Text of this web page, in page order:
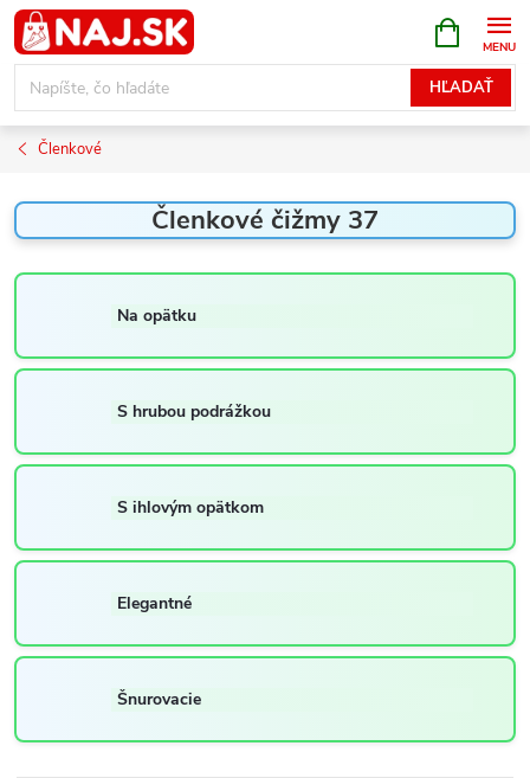
Prejsť
na
obsah
HĽADAŤ
KOŠÍK
Členkové
Členkové čižmy 37
Na opätku
S hrubou podrážkou
S ihlovým opätkom
Elegantné
Šnurovacie